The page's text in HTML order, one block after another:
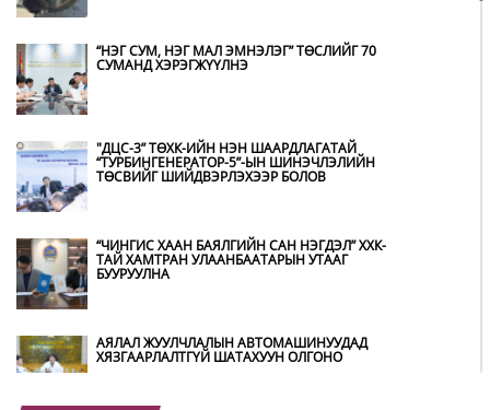
“НЭГ СУМ, НЭГ МАЛ ЭМНЭЛЭГ” ТӨСЛИЙГ 70
СУМАНД ХЭРЭГЖҮҮЛНЭ
"ДЦС-3” ТӨХК-ИЙН НЭН ШААРДЛАГАТАЙ
“ТУРБИНГЕНЕРАТОР-5”-ЫН ШИНЭЧЛЭЛИЙН
ТӨСВИЙГ ШИЙДВЭРЛЭХЭЭР БОЛОВ
“ЧИНГИС ХААН БАЯЛГИЙН САН НЭГДЭЛ” ХХК-
ТАЙ ХАМТРАН УЛААНБААТАРЫН УТААГ
БУУРУУЛНА
АЯЛАЛ ЖУУЛЧЛАЛЫН АВТОМАШИНУУДАД
ХЯЗГААРЛАЛТГҮЙ ШАТАХУУН ОЛГОНО